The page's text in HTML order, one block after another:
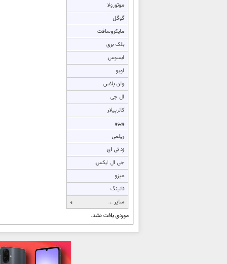
موتورولا
گوگل
مایکروسافت
بلک بری
ایسوس
اوپو
وان پلاس
ال جی
کاترپیلار
ویوو
ریلمی
زد تی ای
جی ال ایکس
میزو
ناتینگ
سایر ...
موردی یافت نشد.